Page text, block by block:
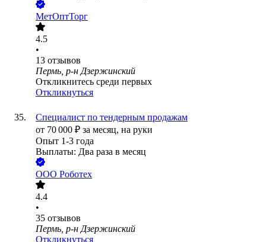
МетОптТорг
4.5
•
13 отзывов
Пермь, р-н Дзержинский
Откликнитесь среди первых
Откликнуться
Специалист по тендерным продажам
от 70 000 ₽ за месяц, на руки
Опыт 1-3 года
Выплаты: Два раза в месяц
ООО Роботех
4.4
•
35 отзывов
Пермь, р-н Дзержинский
Откликнуться